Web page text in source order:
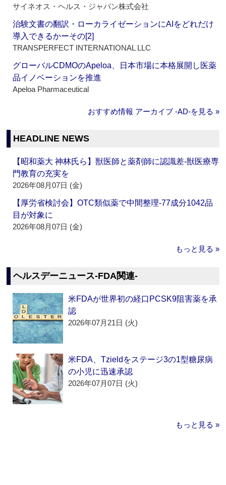
サイネオス・ヘルス・ジャパン株式会社
治験文書の翻訳・ローカライゼーションにAIをどれだけ
導入できるかーその[2]
TRANSPERFECT INTERNATIONAL LLC
グローバルCDMOのApeloa、日本市場に本格展開し医薬
品イノベーションを推進
Apeloa Pharmaceutical
おすすめ情報 アーカイブ ‐AD‐を見る »
HEADLINE NEWS
【昭和薬大 神林氏ら】獣医師と薬剤師に認識差‐獣医療専
門教育の充実を
2026年08月07日 (金)
【厚労省検討会】OTC類似薬で中間整理‐77成分1042品
目が対象に
2026年08月07日 (金)
もっと見る »
ヘルスデーニュース‐FDA関連‐
米FDAが世界初の経口PCSK9阻害薬を承
認
2026年07月21日 (火)
米FDA、Tzieldをステージ3の1型糖尿病
の小児に迅速承認
2026年07月07日 (火)
もっと見る »